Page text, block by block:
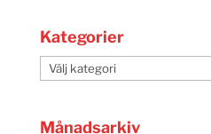
Kategorier
Kategorier
Månadsarkiv